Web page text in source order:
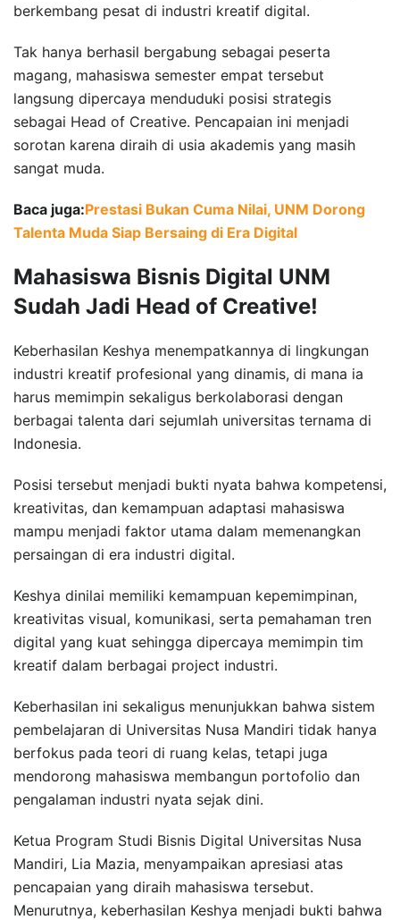
berkembang pesat di industri kreatif digital.
Tak hanya berhasil bergabung sebagai peserta
magang, mahasiswa semester empat tersebut
langsung dipercaya menduduki posisi strategis
sebagai Head of Creative. Pencapaian ini menjadi
sorotan karena diraih di usia akademis yang masih
sangat muda.
Baca juga:Prestasi Bukan Cuma Nilai, UNM Dorong
Talenta Muda Siap Bersaing di Era Digital
Mahasiswa Bisnis Digital UNM
Sudah Jadi Head of Creative!
Keberhasilan Keshya menempatkannya di lingkungan
industri kreatif profesional yang dinamis, di mana ia
harus memimpin sekaligus berkolaborasi dengan
berbagai talenta dari sejumlah universitas ternama di
Indonesia.
Posisi tersebut menjadi bukti nyata bahwa kompetensi,
kreativitas, dan kemampuan adaptasi mahasiswa
mampu menjadi faktor utama dalam memenangkan
persaingan di era industri digital.
Keshya dinilai memiliki kemampuan kepemimpinan,
kreativitas visual, komunikasi, serta pemahaman tren
digital yang kuat sehingga dipercaya memimpin tim
kreatif dalam berbagai project industri.
Keberhasilan ini sekaligus menunjukkan bahwa sistem
pembelajaran di Universitas Nusa Mandiri tidak hanya
berfokus pada teori di ruang kelas, tetapi juga
mendorong mahasiswa membangun portofolio dan
pengalaman industri nyata sejak dini.
Ketua Program Studi Bisnis Digital Universitas Nusa
Mandiri, Lia Mazia, menyampaikan apresiasi atas
pencapaian yang diraih mahasiswa tersebut.
Menurutnya, keberhasilan Keshya menjadi bukti bahwa